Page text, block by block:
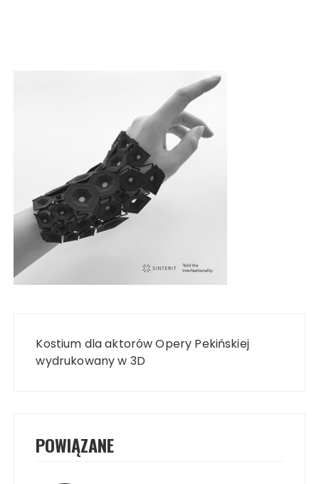
wpisu
Kostium dla aktorów Opery Pekińskiej
wydrukowany w 3D
POWIĄZANE